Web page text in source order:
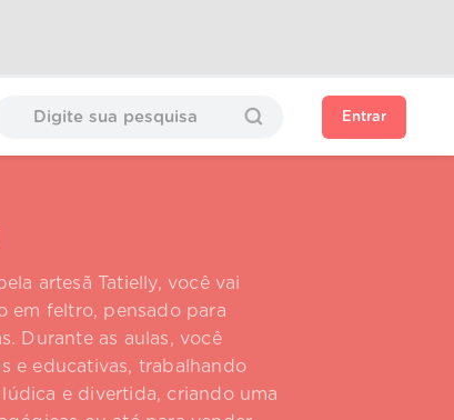
Entrar
artesã Tatielly, você vai
em feltro, pensado para
Durante as aulas, você
e educativas, trabalhando
e divertida, criando uma